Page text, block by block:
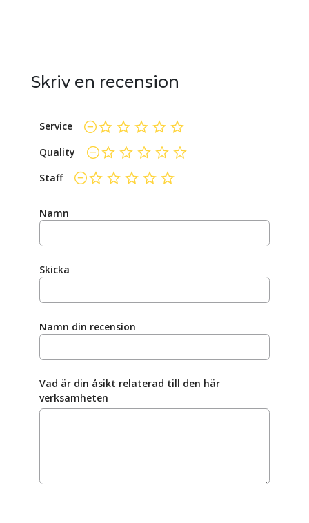
Skriv en recension
Service
Quality
Staff
Namn
Skicka
Namn din recension
Vad är din åsikt relaterad till den här
verksamheten